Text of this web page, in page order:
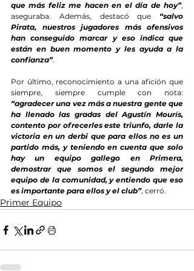
que más feliz me hacen en el día de hoy”,
aseguraba. Además, destacó que “salvo
Pirata, nuestros jugadores más ofensivos
han conseguido marcar y eso indica que
están en buen momento y les ayuda a la
confianza”.
Por último, reconocimiento a una afición que
“agradecer una vez más a nuestra gente que
ha llenado las gradas del Agustín Mourís,
contento por ofrecerles este triunfo, darle la
victoria en un derbi que para ellos no es un
partido más, y teniendo en cuenta que solo
hay un equipo gallego en Primera,
demostrar que somos el segundo mejor
equipo de la comunidad, y entiendo que eso
es importante para ellos y el club”, cerró.
Primer Equipo